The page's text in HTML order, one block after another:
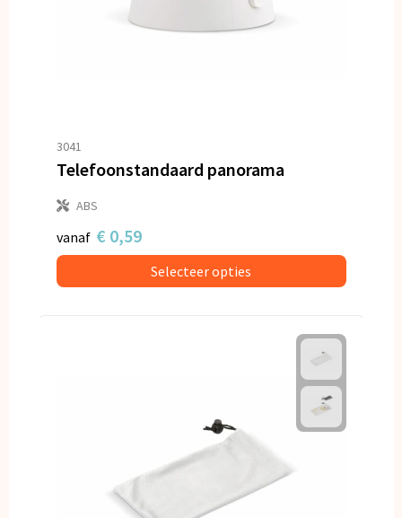
3041
Telefoonstandaard panorama
ABS
vanaf € 0,59
Selecteer opties